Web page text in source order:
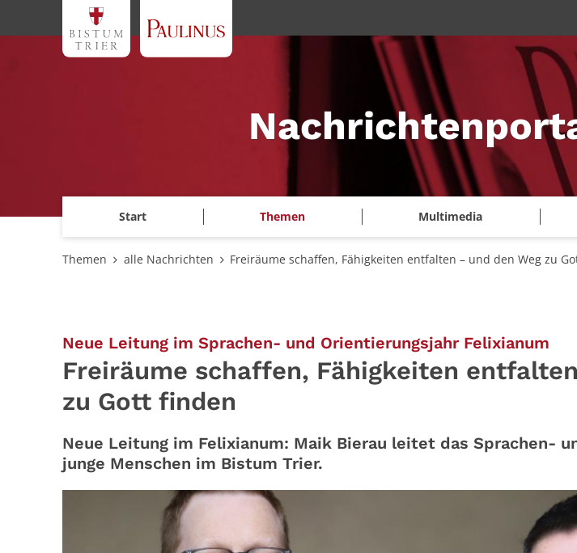
Zum Inhalt springen
Start Themen Multimedia
Themen alle Nachrichten Freiräume schaffen, Fähigkeiten entfalten – und den Weg zu
Neue Leitung im Sprachen- und Orientierungsjahr Felixianum
Freiräume schaffen, Fähigkeiten
zu Gott finden
Neue Leitung im Felixianum: Maik Bierau leitet das Sprachen-
junge Menschen im Bistum Trier.